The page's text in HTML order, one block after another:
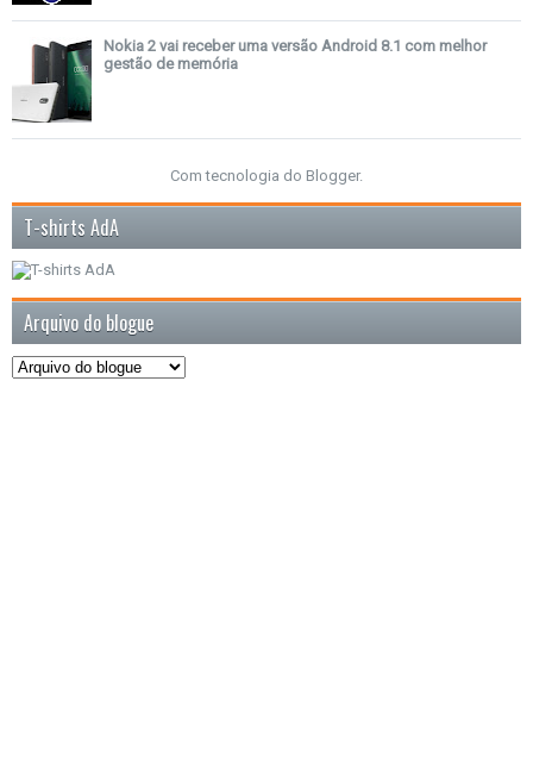
Nokia 2 vai receber uma versão Android 8.1 com melhor
gestão de memória
Com tecnologia do Blogger.
T-shirts AdA
Arquivo do blogue